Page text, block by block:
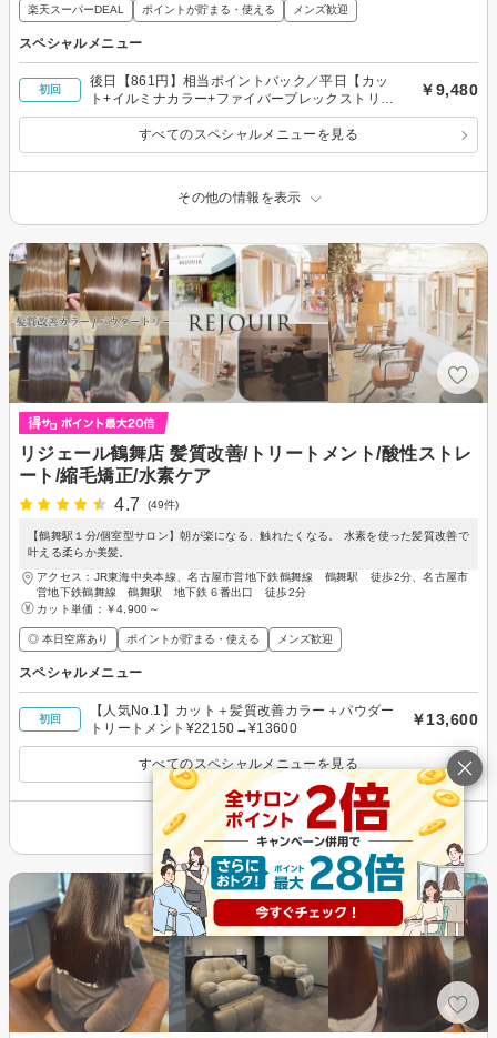
楽天スーパーDEAL ポイントが貯まる・使える メンズ歓迎
スペシャルメニュー
初回
後日【861円】相当ポイントバック／平日【カッ
ト+イルミナカラー+ファイバープレックストリー
トメント】
￥9,480
すべてのスペシャルメニューを見る
その他の情報を表示
リジェール鶴舞店 髪質改善/トリートメント/酸性ストレ
ート/縮毛矯正/水素ケア
4.7
(49件)
【鶴舞駅１分/個室型サロン】朝が楽になる、触れたくなる。 水素を使った髪質改善で
叶える柔らか美髪。
アクセス：JR東海中央本線、名古屋市営地下鉄鶴舞線 鶴舞駅 徒歩2分、名古屋市
営地下鉄鶴舞線 鶴舞駅 地下鉄６番出口 徒歩2分
カット単価： ￥4,900～
◎ 本日空席あり ポイントが貯まる・使える メンズ歓迎
スペシャルメニュー
初回
【人気No.1】カット＋髪質改善カラー＋パウダー
トリートメント¥22150→¥13600
￥13,600
すべてのスペシャルメニューを見る
その他の情報を表示